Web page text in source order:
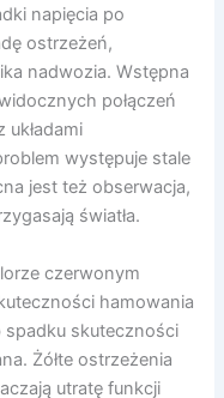
napięcia po
ostrzeżeń,
nadwozia. Wstępna
połączeń
występuje stale
jest też obserwacja,
światła.
czerwonym
hamowania
spadku skuteczności
Żółte ostrzeżenia
utratę funkcji